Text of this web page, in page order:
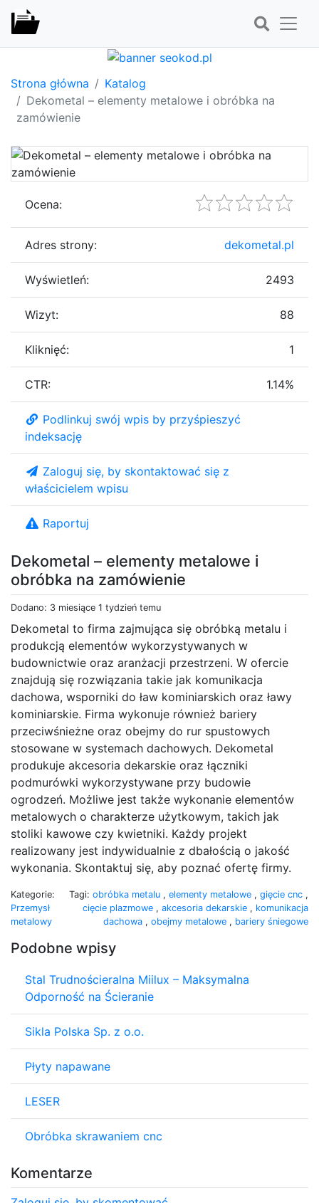
Strona główna
Katalog
Dekometal – elementy metalowe i obróbka na
zamówienie
Dekometal – elementy metalowe i
obróbka na zamówienie
Dodano: 3 miesiące 1 tydzień temu
Dekometal to firma zajmująca się obróbką metalu i
produkcją elementów wykorzystywanych w
budownictwie oraz aranżacji przestrzeni. W ofercie
znajdują się rozwiązania takie jak komunikacja
dachowa, wsporniki do ław kominiarskich oraz ławy
kominiarskie. Firma wykonuje również bariery
przeciwśnieżne oraz obejmy do rur spustowych
stosowane w systemach dachowych. Dekometal
produkuje akcesoria dekarskie oraz łączniki
podmurówki wykorzystywane przy budowie
ogrodzeń. Możliwe jest także wykonanie elementów
metalowych o charakterze użytkowym, takich jak
stoliki kawowe czy kwietniki. Każdy projekt
realizowany jest indywidualnie z dbałością o jakość
wykonania. Skontaktuj się, aby poznać ofertę firmy.
Kategorie:
Przemysł
metalowy
Tagi: obróbka metalu , elementy metalowe , gięcie cnc ,
cięcie plazmowe , akcesoria dekarskie , komunikacja
dachowa , obejmy metalowe , bariery śniegowe
Podobne wpisy
Stal Trudnościeralna Miilux – Maksymalna
Odporność na Ścieranie
Sikla Polska Sp. z o.o.
Płyty napawane
LESER
Obróbka skrawaniem cnc
Komentarze
Ocena:
Adres strony: dekometal.pl
Wyświetleń: 2493
Wizyt: 88
Kliknięć: 1
CTR: 1.14%
Podlinkuj swój wpis by przyśpieszyć
indeksację
Zaloguj się, by skontaktować się z
właścicielem wpisu
Raportuj